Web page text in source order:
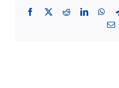
Facebook
X RedditLinkedIn